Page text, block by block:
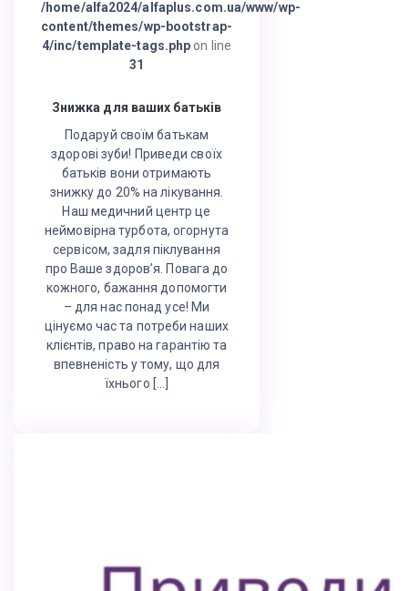
/home/alfa2024/alfaplus.com.ua/www/wp-
content/themes/wp-bootstrap-
4/inc/template-tags.php on line
31
Знижка для ваших батьків
Подаруй своїм батькам
здорові зуби! Приведи своїх
батьків вони отримають
знижку до 20% на лікування.
Наш медичний центр це
неймовірна турбота, огорнута
сервісом, задля піклування
про Ваше здоров’я. Повага до
кожного, бажання допомогти
– для нас понад усе! Ми
цінуємо час та потреби наших
клієнтів, право на гарантію та
впевненість у тому, що для
їхнього […]